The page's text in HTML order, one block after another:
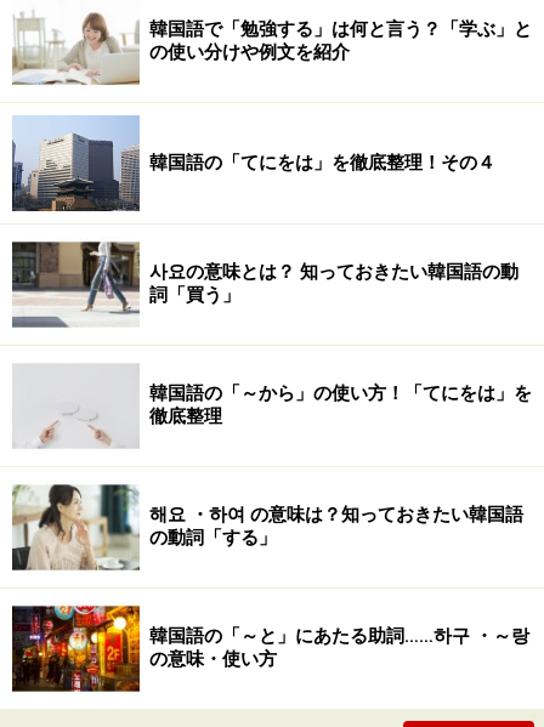
韓国語で「勉強する」は何と言う？「学ぶ」と
の使い分けや例文を紹介
韓国語の「てにをは」を徹底整理！その４
사요の意味とは？ 知っておきたい韓国語の動
詞「買う」
韓国語の「～から」の使い方！「てにをは」を
徹底整理
해요 ・하여 の意味は？知っておきたい韓国語
の動詞「する」
韓国語の「～と」にあたる助詞……하구 ・～랑
の意味・使い方